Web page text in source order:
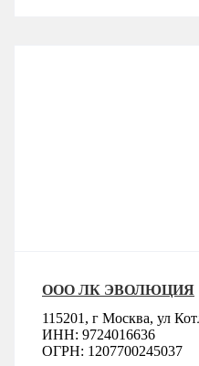
ООО ЛК ЭВОЛЮЦИЯ
115201, г Москва, ул
ИНН: 9724016636
ОГРН: 1207700245037